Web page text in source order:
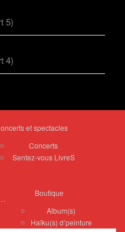
5)
4)
et spectacles
Concerts
Sentez-vous LivreS
Boutique
Album(s)
Haïku(s) d’peinture